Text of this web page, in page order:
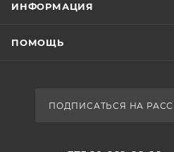
ИНФОРМАЦИЯ
ПОМОЩЬ
ПОДПИСАТЬСЯ НА